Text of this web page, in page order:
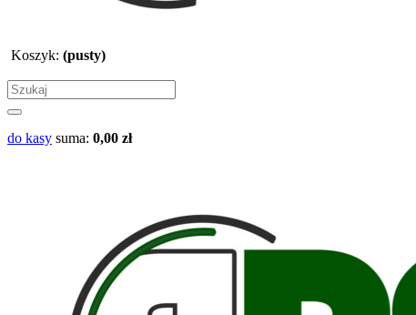
Koszyk: (pusty)
do kasy suma: 0,00 zł